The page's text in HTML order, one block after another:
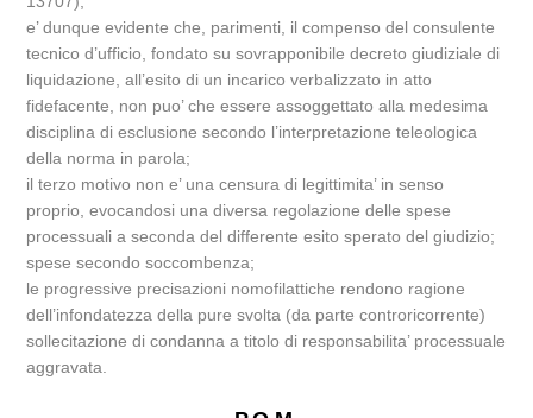
e’ dunque evidente che, parimenti, il compenso del consulente
tecnico d’ufficio, fondato su sovrapponibile decreto giudiziale di
liquidazione, all’esito di un incarico verbalizzato in atto
fidefacente, non puo’ che essere assoggettato alla medesima
disciplina di esclusione secondo l’interpretazione teleologica
della norma in parola;
il terzo motivo non e’ una censura di legittimita’ in senso
proprio, evocandosi una diversa regolazione delle spese
processuali a seconda del differente esito sperato del giudizio;
spese secondo soccombenza;
le progressive precisazioni nomofilattiche rendono ragione
dell’infondatezza della pure svolta (da parte controricorrente)
sollecitazione di condanna a titolo di responsabilita’ processuale
aggravata.